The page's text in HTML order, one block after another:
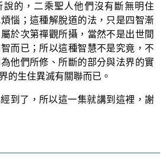
說的，二乘聖人他們沒有斷無明住
惱；這種解脫道的法，只是四智漸
於次第禪觀所攝，當然不是出世間
智而已；所以這種智慧不是究竟，不
他們所修、所斷的部分與法界的實
的生住異滅有關聯而已。
到了，所以這一集就講到這裡，謝